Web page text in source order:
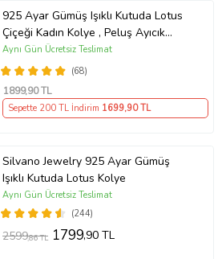
925 Ayar Gümüş Işıklı Kutuda Lotus
Çiçeği Kadın Kolye , Peluş Ayıcık
Anahtarlık Marteniçka Bileklik,
Polaroid Fotoğraf Hediye
(68)
Aynı Gün Ücretsiz Teslimat
1899,90 TL
Sepette 200 TL İndirim 1699,90 TL
Silvano Jewelry 925 Ayar Gümüş
Işıklı Kutuda Lotus Kolye
(244)
Aynı Gün Ücretsiz Teslimat
2599,86 TL 1799,90 TL